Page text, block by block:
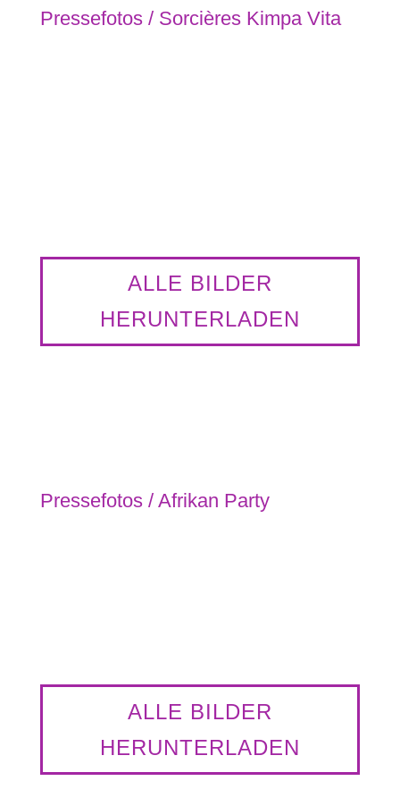
Pressefotos / Sorcières Kimpa Vita
ALLE BILDER
HERUNTERLADEN
Pressefotos / Afrikan Party
ALLE BILDER
HERUNTERLADEN